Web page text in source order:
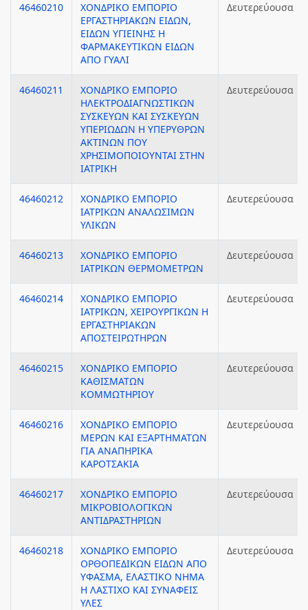
46460210
ΧΟΝΔΡΙΚΟ ΕΜΠΟΡΙΟ
ΕΡΓΑΣΤΗΡΙΑΚΩΝ ΕΙΔΩΝ,
ΕΙΔΩΝ ΥΓΙΕΙΝΗΣ Η
ΦΑΡΜΑΚΕΥΤΙΚΩΝ ΕΙΔΩΝ
ΑΠΟ ΓΥΑΛΙ
Δευτερεύουσα
46460211
ΧΟΝΔΡΙΚΟ ΕΜΠΟΡΙΟ
ΗΛΕΚΤΡΟΔΙΑΓΝΩΣΤΙΚΩΝ
ΣΥΣΚΕΥΩΝ ΚΑΙ ΣΥΣΚΕΥΩΝ
ΥΠΕΡΙΩΔΩΝ Η ΥΠΕΡΥΘΡΩΝ
ΑΚΤΙΝΩΝ ΠΟΥ
ΧΡΗΣΙΜΟΠΟΙΟΥΝΤΑΙ ΣΤΗΝ
ΙΑΤΡΙΚΗ
Δευτερεύουσα
46460212
ΧΟΝΔΡΙΚΟ ΕΜΠΟΡΙΟ
ΙΑΤΡΙΚΩΝ ΑΝΑΛΩΣΙΜΩΝ
ΥΛΙΚΩΝ
Δευτερεύουσα
46460213
ΧΟΝΔΡΙΚΟ ΕΜΠΟΡΙΟ
ΙΑΤΡΙΚΩΝ ΘΕΡΜΟΜΕΤΡΩΝ
Δευτερεύουσα
46460214
ΧΟΝΔΡΙΚΟ ΕΜΠΟΡΙΟ
ΙΑΤΡΙΚΩΝ, ΧΕΙΡΟΥΡΓΙΚΩΝ Η
ΕΡΓΑΣΤΗΡΙΑΚΩΝ
ΑΠΟΣΤΕΙΡΩΤΗΡΩΝ
Δευτερεύουσα
46460215
ΧΟΝΔΡΙΚΟ ΕΜΠΟΡΙΟ
ΚΑΘΙΣΜΑΤΩΝ
ΚΟΜΜΩΤΗΡΙΟΥ
Δευτερεύουσα
46460216
ΧΟΝΔΡΙΚΟ ΕΜΠΟΡΙΟ
ΜΕΡΩΝ ΚΑΙ ΕΞΑΡΤΗΜΑΤΩΝ
ΓΙΑ ΑΝΑΠΗΡΙΚΑ
ΚΑΡΟΤΣΑΚΙΑ
Δευτερεύουσα
46460217
ΧΟΝΔΡΙΚΟ ΕΜΠΟΡΙΟ
ΜΙΚΡΟΒΙΟΛΟΓΙΚΩΝ
ΑΝΤΙΔΡΑΣΤΗΡΙΩΝ
Δευτερεύουσα
46460218
ΧΟΝΔΡΙΚΟ ΕΜΠΟΡΙΟ
ΟΡΘΟΠΕΔΙΚΩΝ ΕΙΔΩΝ ΑΠΟ
ΥΦΑΣΜΑ, ΕΛΑΣΤΙΚΟ ΝΗΜΑ
Η ΛΑΣΤΙΧΟ ΚΑΙ ΣΥΝΑΦΕΙΣ
ΥΛΕΣ
Δευτερεύουσα